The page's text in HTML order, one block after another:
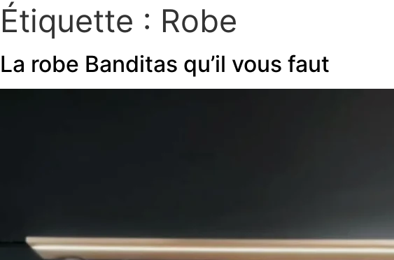
Étiquette : Robe
La robe Banditas qu’il vous faut